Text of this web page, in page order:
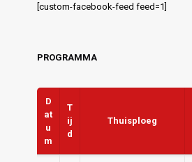
[custom-facebook-feed feed=1]
PROGRAMMA
D
at
u
m
T
ij
d
Thuisploeg